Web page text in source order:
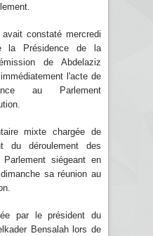
constaté mercredi
la Présidence de la
de Abdelaziz
l'acte de
au Parlement
mixte chargée de
du déroulement des
siégeant en
sa réunion au
par le président du
Bensalah lors de